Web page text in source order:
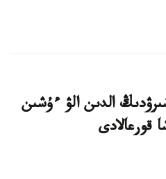
الدىن الۋ ءۇشىن
قورعالادى